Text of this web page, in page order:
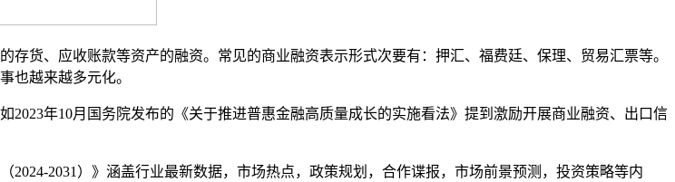
、应收账款等资产的融资。常见的商业融资表示形式次要有：押汇、福费廷、保理、贸易汇票等。
也越来越多元化。
年10月国务院发布的《关于推进普惠金融高质量成长的实施看法》提到激励开展商业融资、出口信
2031）》涵盖行业最新数据，市场热点，政策规划，合作谍报，市场前景预测，投资策略等内